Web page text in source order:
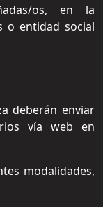
os, en la
o entidad social
deberán enviar
vía web en
modalidades,